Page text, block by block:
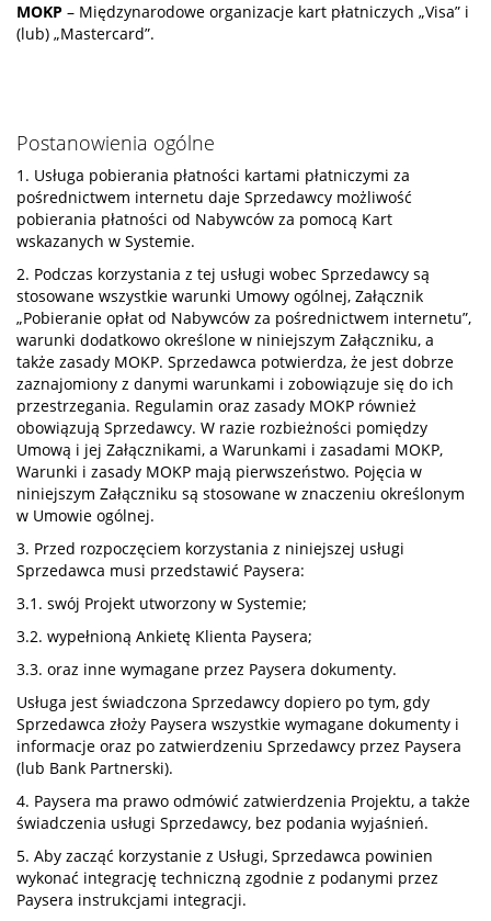
MOKP – Międzynarodowe organizacje kart płatniczych „Visa” i
(lub) „Mastercard”.
Postanowienia ogólne
1. Usługa pobierania płatności kartami płatniczymi za
pośrednictwem internetu daje Sprzedawcy możliwość
pobierania płatności od Nabywców za pomocą Kart
wskazanych w Systemie.
2. Podczas korzystania z tej usługi wobec Sprzedawcy są
stosowane wszystkie warunki Umowy ogólnej, Załącznik
„Pobieranie opłat od Nabywców za pośrednictwem internetu”,
warunki dodatkowo określone w niniejszym Załączniku, a
także zasady MOKP. Sprzedawca potwierdza, że jest dobrze
zaznajomiony z danymi warunkami i zobowiązuje się do ich
przestrzegania. Regulamin oraz zasady MOKP również
obowiązują Sprzedawcy. W razie rozbieżności pomiędzy
Umową i jej Załącznikami, a Warunkami i zasadami MOKP,
Warunki i zasady MOKP mają pierwszeństwo. Pojęcia w
niniejszym Załączniku są stosowane w znaczeniu określonym
w Umowie ogólnej.
3. Przed rozpoczęciem korzystania z niniejszej usługi
Sprzedawca musi przedstawić Paysera:
3.1. swój Projekt utworzony w Systemie;
3.2. wypełnioną Ankietę Klienta Paysera;
3.3. oraz inne wymagane przez Paysera dokumenty.
Usługa jest świadczona Sprzedawcy dopiero po tym, gdy
Sprzedawca złoży Paysera wszystkie wymagane dokumenty i
informacje oraz po zatwierdzeniu Sprzedawcy przez Paysera
(lub Bank Partnerski).
4. Paysera ma prawo odmówić zatwierdzenia Projektu, a także
świadczenia usługi Sprzedawcy, bez podania wyjaśnień.
5. Aby zacząć korzystanie z Usługi, Sprzedawca powinien
wykonać integrację techniczną zgodnie z podanymi przez
Paysera instrukcjami integracji.